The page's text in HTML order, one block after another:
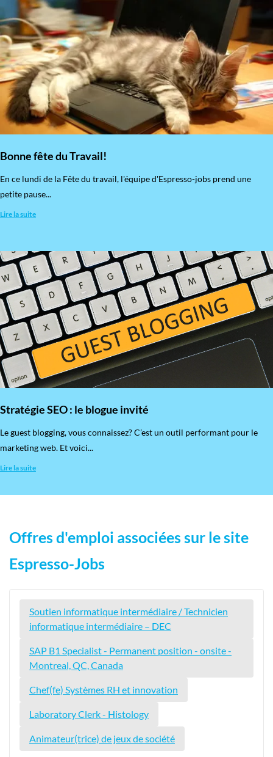
Bonne fête du Travail!
En ce lundi de la Fête du travail, l'équipe d'Espresso-jobs prend une
petite pause...
Lire la suite
Stratégie SEO : le blogue invité
​Le guest blogging, vous connaissez? C’est un outil performant pour le
marketing web. Et voici...
Lire la suite
Offres d'emploi associées sur le site
Espresso-Jobs
Soutien informatique intermédiaire / Technicien
informatique intermédiaire – DEC
SAP B1 Specialist - Permanent position - onsite -
Montreal, QC, Canada
Chef(fe) Systèmes RH et innovation
Laboratory Clerk - Histology
Animateur(trice) de jeux de société